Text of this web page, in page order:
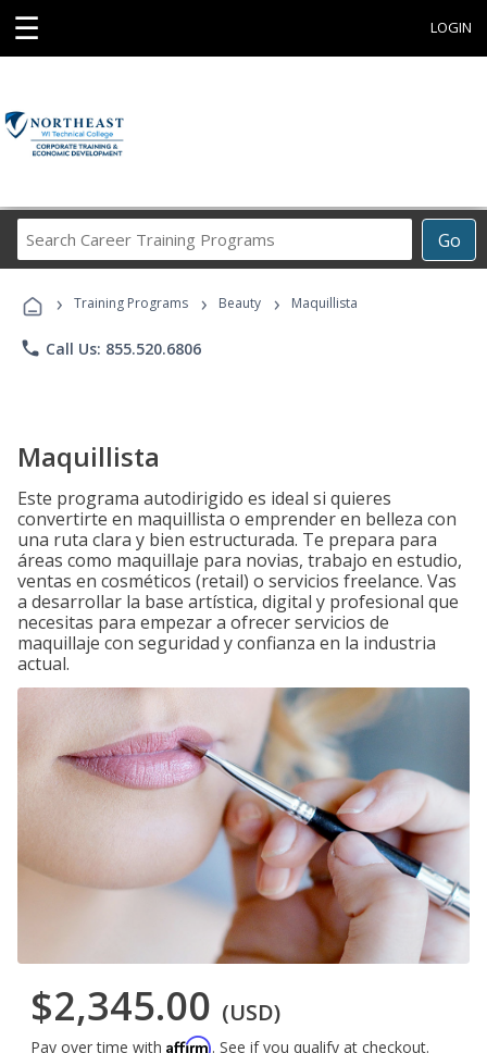
☰ LOGIN
Go
Career
Programs
› Training Programs › Beauty › Maquillista
phone Call Us: 855.520.6806
Maquillista
Este programa autodirigido es ideal si quieres
convertirte en maquillista o emprender en belleza con
una ruta clara y bien estructurada. Te prepara para
áreas como maquillaje para novias, trabajo en estudio,
ventas en cosméticos (retail) o servicios freelance. Vas
a desarrollar la base artística, digital y profesional que
necesitas para empezar a ofrecer servicios de
maquillaje con seguridad y confianza en la industria
actual.
$2,345.00 (USD)
Pay over time with Affirm. See if you qualify at checkout.